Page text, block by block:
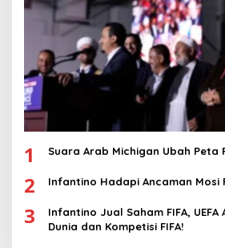
1 Suara Arab Michigan Ubah Peta
2 Infantino Hadapi Ancaman Mosi
3
Infantino Jual Saham FIFA,
Dunia dan Kompetisi FIFA!